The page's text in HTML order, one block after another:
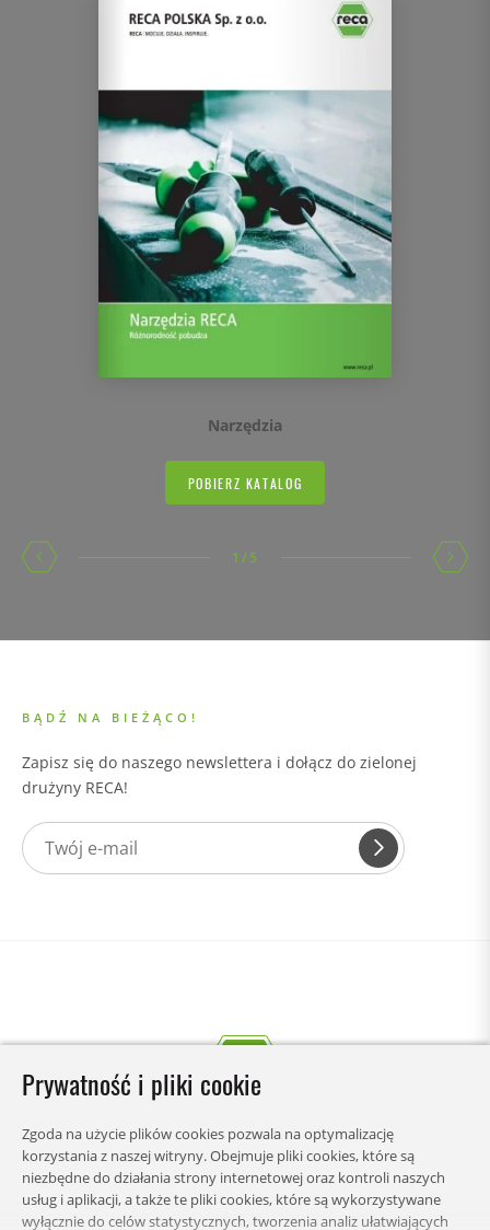
Narzędzia
POBIERZ KATALOG
1 /5
BĄDŹ NA BIEŻĄCO!
Zapisz się do naszego newslettera i dołącz do zielonej
drużyny RECA!
Prywatność i pliki cookie
Zgoda na użycie plików cookies pozwala na optymalizację
korzystania z naszej witryny. Obejmuje pliki cookies, które są
niezbędne do działania strony internetowej oraz kontroli naszych
usług i aplikacji, a także te pliki cookies, które są wykorzystywane
wyłącznie do celów statystycznych, tworzenia analiz ułatwiających